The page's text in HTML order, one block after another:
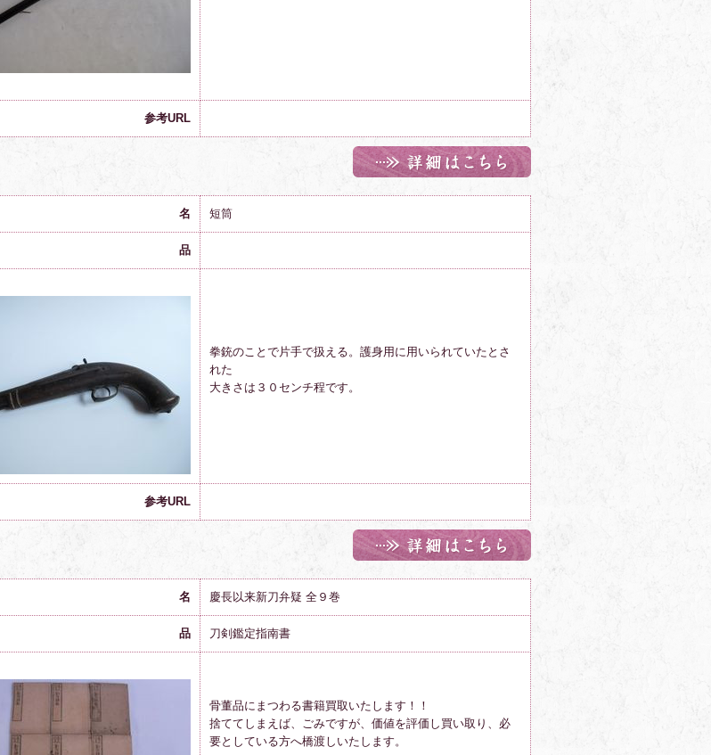
参考URL
名 短筒
品
拳銃のことで片手で扱える。護身用に用いられていたとさ
れた
大きさは３０センチ程です。
参考URL
名 慶長以来新刀弁疑 全９巻
品 刀剣鑑定指南書
骨董品にまつわる書籍買取いたします！！
捨ててしまえば、ごみですが、価値を評価し買い取り、必
要としている方へ橋渡しいたします。